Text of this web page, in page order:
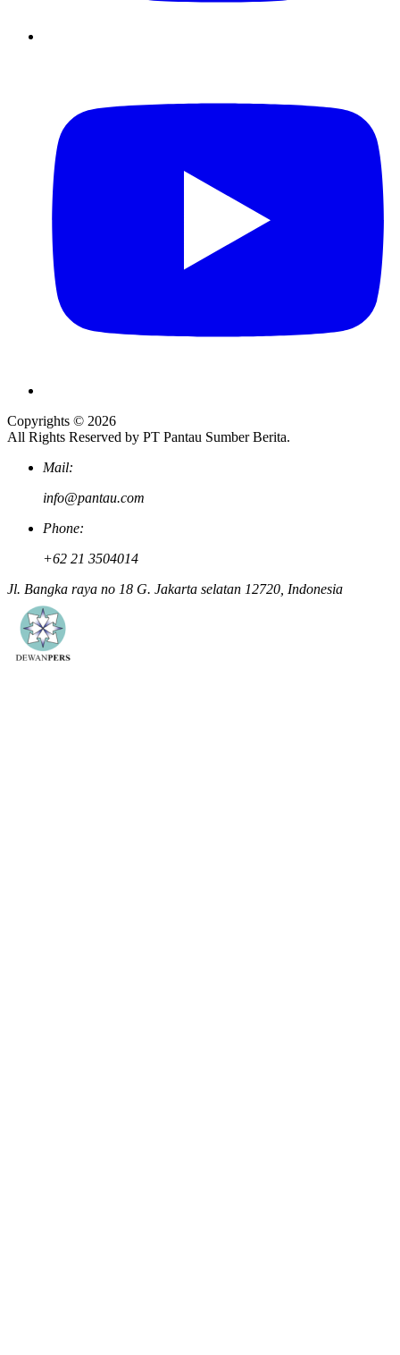
Copyrights © 2026
All Rights Reserved by PT Pantau Sumber Berita.
Mail:
info@pantau.com
Phone:
+62 21 3504014
Jl. Bangka raya no 18 G. Jakarta selatan 12720, Indonesia